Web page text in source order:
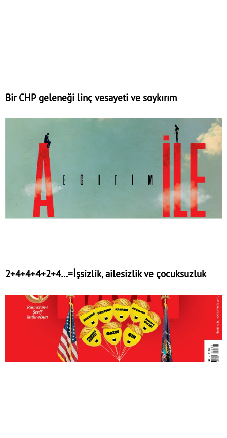
Bir CHP geleneği linç vesayeti ve soykırım
2+4+4+4+2+4…=İşsizlik, ailesizlik ve çocuksuzluk